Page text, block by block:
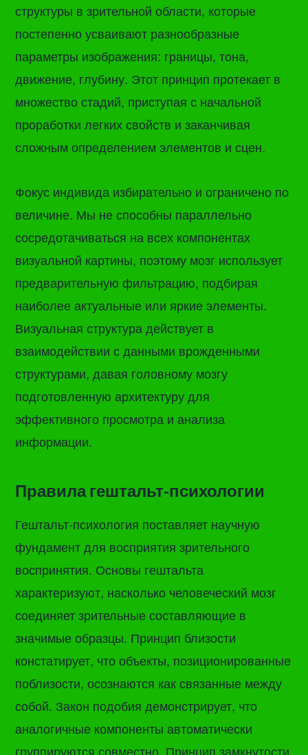
структуры в зрительной области, которые
постепенно усваивают разнообразные
параметры изображения: границы, тона,
движение, глубину. Этот принцип протекает в
множество стадий, приступая с начальной
проработки легких свойств и заканчивая
сложным определением элементов и сцен.
Фокус индивида избирательно и ограничено по
величине. Мы не способны параллельно
сосредотачиваться на всех компонентах
визуальной картины, поэтому мозг использует
предварительную фильтрацию, подбирая
наиболее актуальные или яркие элементы.
Визуальная структура действует в
взаимодействии с данными врожденными
структурами, давая головному мозгу
подготовленную архитектуру для
эффективного просмотра и анализа
информации.
Правила гештальт-психологии
Гештальт-психология поставляет научную
фундамент для восприятия зрительного
воспринятия. Основы гештальта
характеризуют, насколько человеческий мозг
соединяет зрительные составляющие в
значимые образцы. Принцип близости
констатирует, что объекты, позиционированные
поблизости, осознаются как связанные между
собой. Закон подобия демонстрирует, что
аналогичные компоненты автоматически
группируются совместно. Принцип замкнутости